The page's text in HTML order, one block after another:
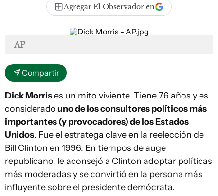
Agregar El Observador en
AP
Compartir
Dick Morrises un mito viviente. Tiene 76 años y es
considerado uno de los consultores políticos más
importantes (y provocadores) de los Estados
Unidos. Fue el estratega clave en la reelección de
Bill Clinton en 1996. En tiempos de auge
republicano, le aconsejó a Clinton adoptar políticas
más moderadas y se convirtió en la persona más
influyente sobre el presidente demócrata.